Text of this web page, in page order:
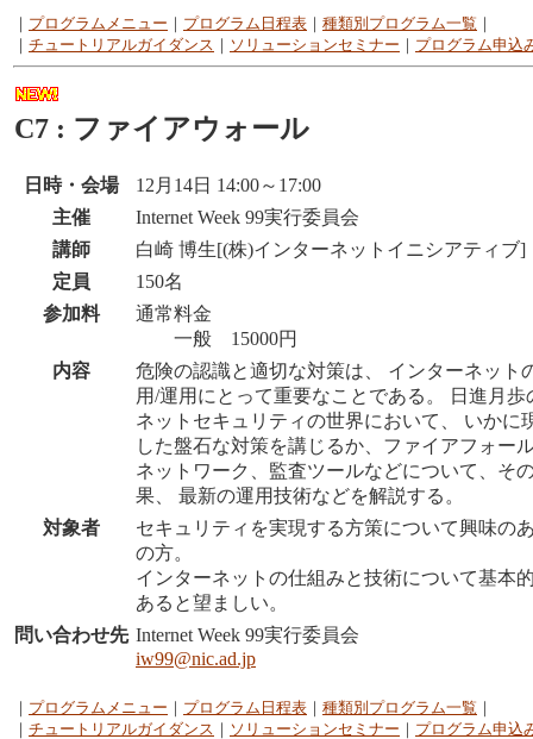
｜ プログラムメニュー ｜ プログラム日程表 ｜ 種類別プログラム一覧 ｜
｜ チュートリアルガイダンス ｜ ソリューションセミナー ｜ プログラム申込
C7 : ファイアウォール
日時・会場
12月14日 14:00～17:00
主催
Internet Week 99実行委員会
講師
白崎 博生[(株)インターネットイニシアティブ]
定員
150名
参加料
通常料金
一般 15000円
内容
危険の認識と適切な対策は、 インターネット
用/運用にとって重要なことである。 日進月歩
ネットセキュリティの世界において、 いかに
した盤石な対策を講じるか、ファイアフォー
ネットワーク、監査ツールなどについて、そ
果、 最新の運用技術などを解説する。
対象者
セキュリティを実現する方策について興味の
の方。
インターネットの仕組みと技術について基本
あると望ましい。
問い合わせ先 Internet Week 99実行委員会
iw99@nic.ad.jp
｜ プログラムメニュー ｜ プログラム日程表 ｜ 種類別プログラム一覧 ｜
｜ チュートリアルガイダンス ｜ ソリューションセミナー ｜ プログラム申込